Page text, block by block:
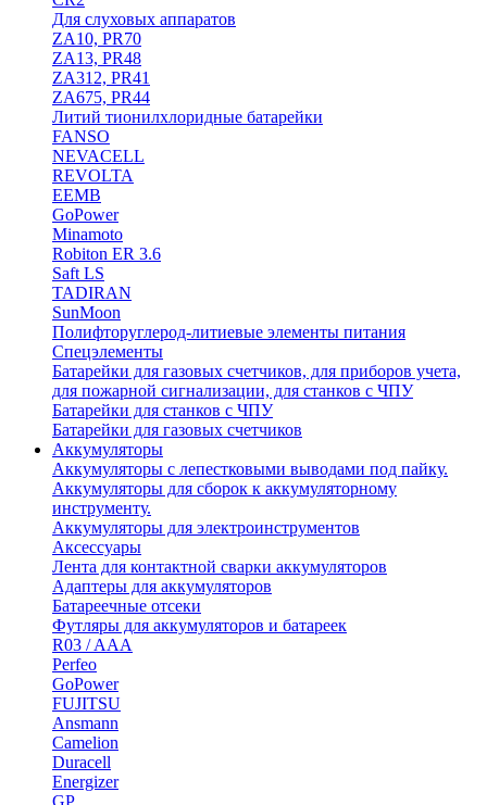
Для слуховых аппаратов
ZA10, PR70
ZA13, PR48
ZA312, PR41
ZA675, PR44
Литий тионилхлоридные батарейки
FANSO
NEVACELL
REVOLTA
EEMB
GoPower
Minamoto
Robiton ER 3.6
Saft LS
TADIRAN
SunMoon
Полифторуглерод-литиевые элементы питания
Спецэлементы
Батарейки для газовых счетчиков, для приборов учета,
для пожарной сигнализации, для станков с ЧПУ
Батарейки для станков с ЧПУ
Батарейки для газовых счетчиков
Аккумуляторы
Аккумуляторы с лепестковыми выводами под пайку.
Аккумуляторы для сборок к аккумуляторному
инструменту.
Аккумуляторы для электроинструментов
Аксессуары
Лента для контактной сварки аккумуляторов
Адаптеры для аккумуляторов
Батареечные отсеки
Футляры для аккумуляторов и батареек
R03 / AAA
Perfeo
GoPower
FUJITSU
Ansmann
Camelion
Duracell
Energizer
GP